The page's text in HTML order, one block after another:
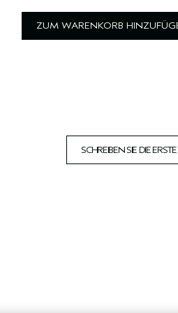
ZUM WARENKORB
SCHREIBEN SIE DIE